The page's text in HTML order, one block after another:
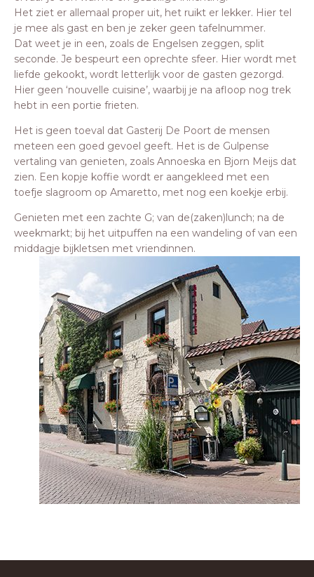
Het ziet er allemaal proper uit, het ruikt er lekker. Hier tel
je mee als gast en ben je zeker geen tafelnummer.
Dat weet je in een, zoals de Engelsen zeggen, split
seconde. Je bespeurt een oprechte sfeer. Hier wordt met
liefde gekookt, wordt letterlijk voor de gasten gezorgd.
Hier geen ‘nouvelle cuisine’, waarbij je na afloop nog trek
hebt in een portie frieten.
Het is geen toeval dat Gasterij De Poort de mensen
meteen een goed gevoel geeft. Het is de Gulpense
vertaling van genieten, zoals Annoeska en Bjorn Meijs dat
zien. Een kopje koffie wordt er aangekleed met een
toefje slagroom op Amaretto, met nog een koekje erbij.
Genieten met een zachte G; van de(zaken)lunch; na de
weekmarkt; bij het uitpuffen na een wandeling of van een
middagje bijkletsen met vriendinnen.